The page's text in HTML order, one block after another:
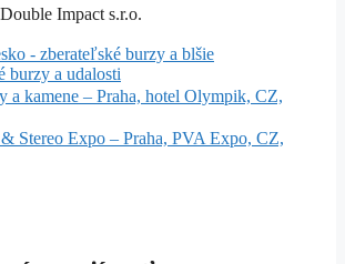
Impact s.r.o.
- zberateľské burzy a blšie
burzy a udalosti
a kamene – Praha, hotel Olympik, CZ,
Stereo Expo – Praha, PVA Expo, CZ,